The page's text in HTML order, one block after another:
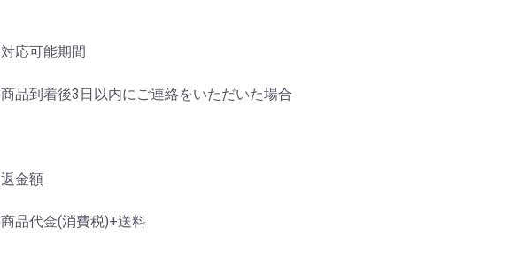
対応可能期間
商品到着後3日以内にご連絡をいただいた場合
返金額
商品代金(消費税)+送料